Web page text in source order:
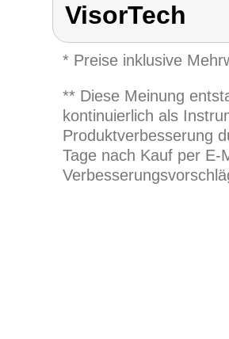
VisorTech
* Preise inklusive
** Diese Meinung
kontinuierlich als
Produktverbesserung
Tage nach Kauf per E-